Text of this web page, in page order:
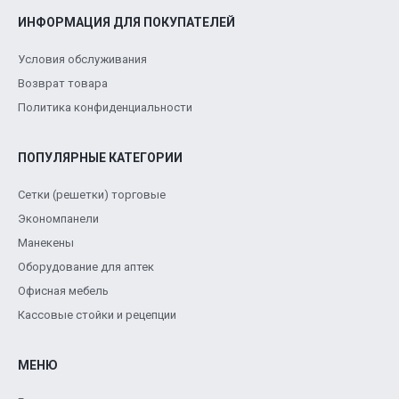
ИНФОРМАЦИЯ ДЛЯ ПОКУПАТЕЛЕЙ
Условия обслуживания
Возврат товара
Политика конфиденциальности
ПОПУЛЯРНЫЕ КАТЕГОРИИ
Сетки (решетки) торговые
Экономпанели
Манекены
Оборудование для аптек
Офисная мебель
Кассовые стойки и рецепции
МЕНЮ